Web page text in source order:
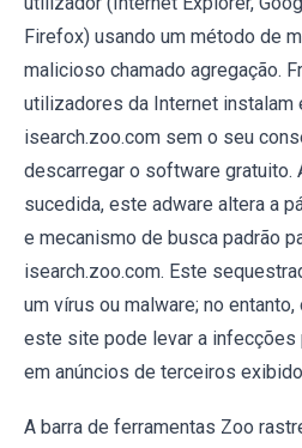
Firefox) usando um método de
malicioso chamado agregação.
utilizadores da Internet instalam
isearch.zoo.com sem o seu
descarregar o software gratuito.
sucedida, este adware altera a
e mecanismo de busca padrão
isearch.zoo.com. Este
um vírus ou malware; no
este site pode levar a infecções
em anúncios de terceiros
A barra de ferramentas Zoo